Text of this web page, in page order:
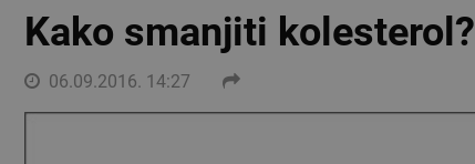
Kako smanjiti kolesterol?
06.09.2016. 14:27